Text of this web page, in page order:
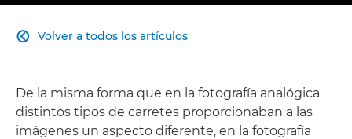
Volver a todos los artículos

De la misma forma que en la fotografía analógica
distintos tipos de carretes proporcionaban a las
imágenes un aspecto diferente, en la fotografía